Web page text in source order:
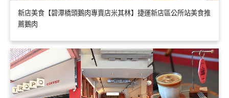
新店美食【碧潭橋頭鵝肉專賣店米其林】捷運新店區公所站美食推
薦鵝肉